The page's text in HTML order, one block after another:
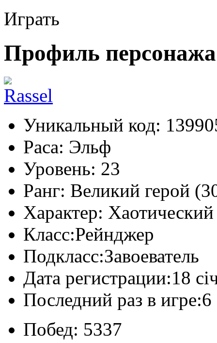
Играть
Профиль персонажа
Уникальный код:
Раса: Эльф
Уровень: 23
Ранг: Великий герой
Характер:
Класс:Рейнджер
Подкласс:Завоеватель
Дата регистрации:18
Последний раз в игре:6
Побед: 5337